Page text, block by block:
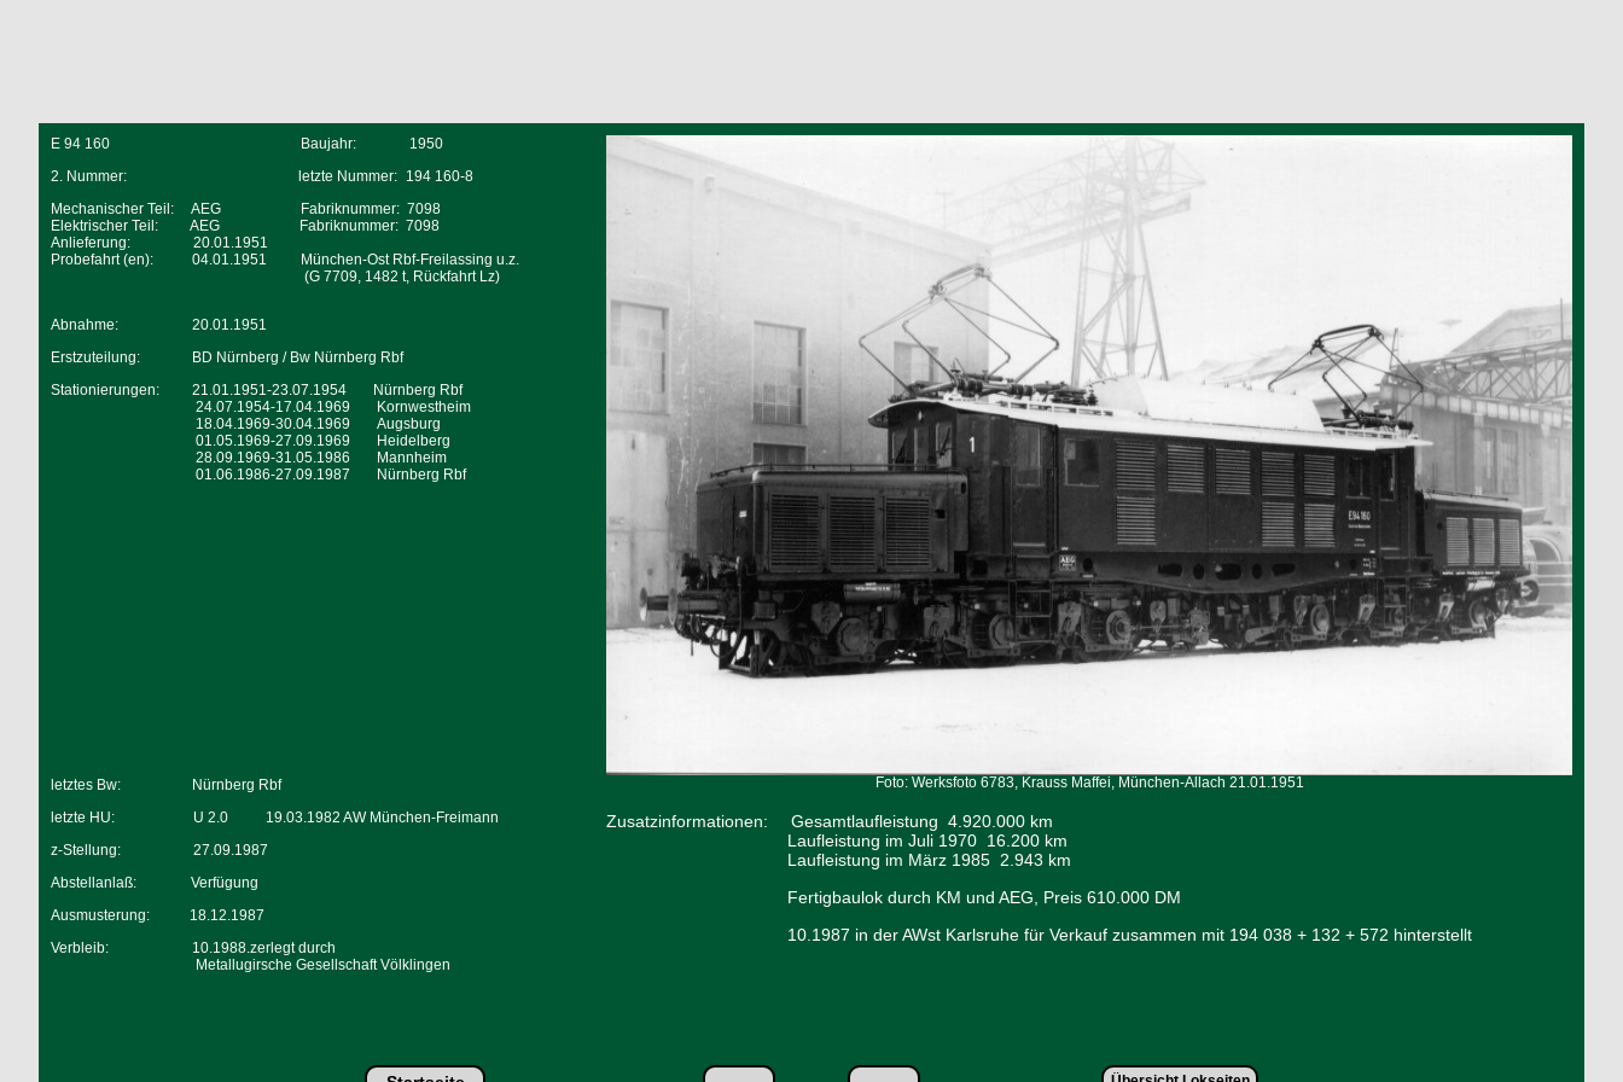
E 94 160 Baujahr:
1950
2. Nummer:
letzte Nummer: 194 160-8
Mechanischer Teil:
AEG Fabriknummer: 7098
Elektrischer Teil:
AEG
Fabriknummer: 7098
Anlieferung:
20.01.1951
Probefahrt (en):
04.01.1951
München-Ost Rbf-Freilassing u.z.
(G 7709, 1482 t, Rückfahrt Lz)
Abnahme:
20.01.1951
Erstzuteilung:
BD Nürnberg / Bw Nürnberg Rbf
Stationierungen:
21.01.1951-23.07.1954
Nürnberg Rbf
24.07.1954-17.04.1969
Kornwestheim
18.04.1969-30.04.1969
Augsburg
01.05.1969-27.09.1969
Heidelberg
28.09.1969-31.05.1986
Mannheim
01.06.1986-27.09.1987
Nürnberg Rbf
letztes Bw:
Nürnberg Rbf
letzte HU:
U 2.0
19.03.1982 AW München-Freimann
z-Stellung:
27.09.1987
Abstellanlaß:
Verfügung
Ausmusterung:
18.12.1987
Verbleib:
10.1988.zerlegt durch
Metallugirsche Gesellschaft Völklingen
Zusatzinformationen:
Gesamtlaufleistung 4.920.000 km
Laufleistung im Juli 1970 16.200 km
Laufleistung im März 1985 2.943 km
Fertigbaulok durch KM und AEG, Preis 610.000 DM
10.1987 in der AWst Karlsruhe für Verkauf zusammen mit 194 038 + 132 + 572 hinterstellt
Foto: Werksfoto 6783, Krauss Maffei, München-Allach 21.01.1951